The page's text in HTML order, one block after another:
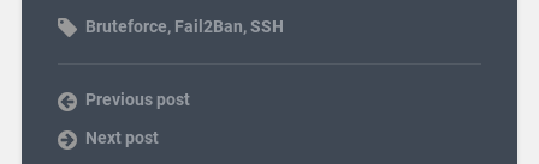
Bruteforce, Fail2Ban,SSH
Previous post
Next post